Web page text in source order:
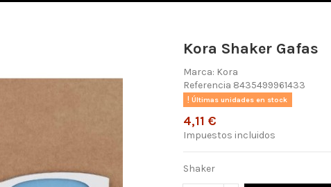
Kora Shaker Gafas
Marca: Kora
Referencia 8435499961433
Últimas unidades en stock
4,11 €
Impuestos incluidos
Shaker